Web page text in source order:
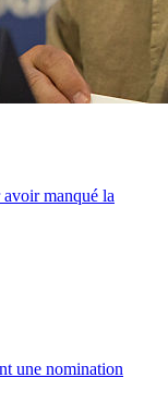
manqué la
une nomination